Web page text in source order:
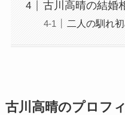
古川高晴の結婚
二人の馴れ
古川高晴のプロフ